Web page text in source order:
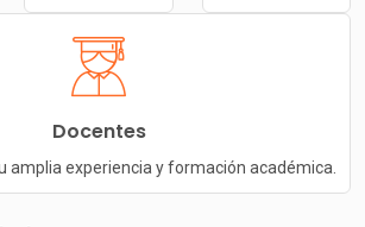
Docentes
amplia experiencia y formación académica.